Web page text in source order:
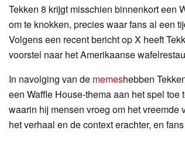
Tekken 8 krijgt misschien binnenkort een
om te knokken, precies waar fans al een
Volgens een recent bericht op X heeft
voorstel naar het Amerikaanse
In navolging van de memeshebben
een Waffle House-thema aan het spel
waarin hij mensen vroeg om het
het verhaal en de context erachter, en